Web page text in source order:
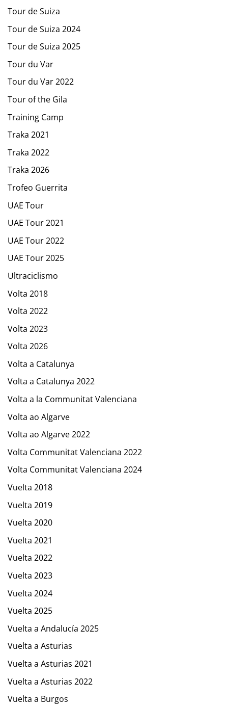
Tour de Suiza
Tour de Suiza 2024
Tour de Suiza 2025
Tour du Var
Tour du Var 2022
Tour of the Gila
Training Camp
Traka 2021
Traka 2022
Traka 2026
Trofeo Guerrita
UAE Tour
UAE Tour 2021
UAE Tour 2022
UAE Tour 2025
Ultraciclismo
Volta 2018
Volta 2022
Volta 2023
Volta 2026
Volta a Catalunya
Volta a Catalunya 2022
Volta a la Communitat Valenciana
Volta ao Algarve
Volta ao Algarve 2022
Volta Communitat Valenciana 2022
Volta Communitat Valenciana 2024
Vuelta 2018
Vuelta 2019
Vuelta 2020
Vuelta 2021
Vuelta 2022
Vuelta 2023
Vuelta 2024
Vuelta 2025
Vuelta a Andalucía 2025
Vuelta a Asturias
Vuelta a Asturias 2021
Vuelta a Asturias 2022
Vuelta a Burgos